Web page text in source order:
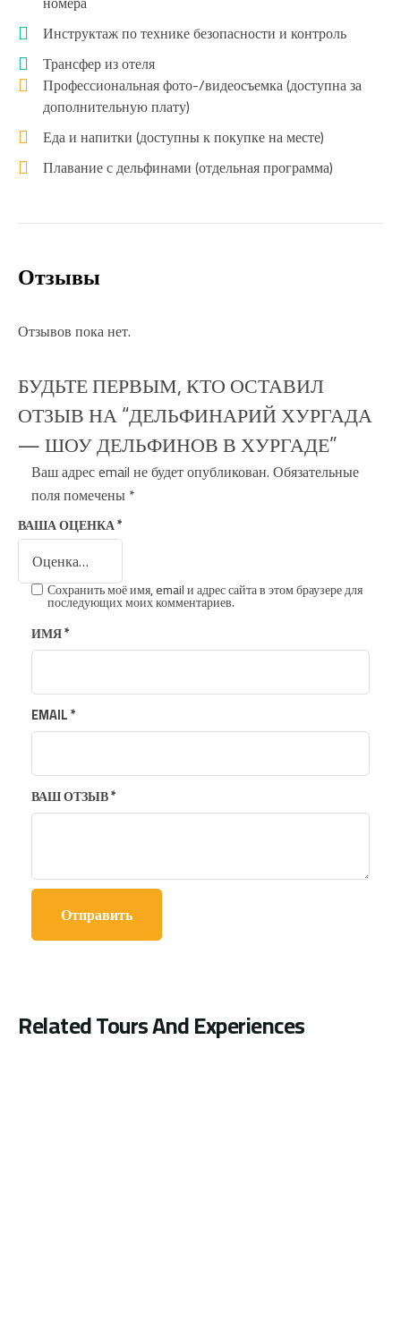
Инструктаж по технике безопасности и контроль
Трансфер из отеля
Профессиональная фото-/видеосъемка (доступна за
дополнительную плату)
Еда и напитки (доступны к покупке на месте)
Плавание с дельфинами (отдельная программа)
Отзывы
Отзывов пока нет.
БУДЬТЕ ПЕРВЫМ, КТО ОСТАВИЛ
ОТЗЫВ НА “ДЕЛЬФИНАРИЙ ХУРГАДА
— ШОУ ДЕЛЬФИНОВ В ХУРГАДЕ”
Ваш адрес email не будет опубликован.Обязательные
поля помечены*
ВАША ОЦЕНКА*
ВАШ ОТЗЫВ*
ИМЯ*
EMAIL*
Сохранить моё имя, email и адрес сайта в этом браузере для
последующих моих комментариев.
Related Tours And Experiences